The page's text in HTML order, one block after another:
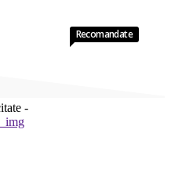
-
Recomandate